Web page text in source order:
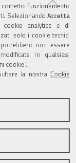
funzionamento
Selezionando Accetta
analytics e di
solo i cookie tecnici
non essere
in qualsiasi
cookie".
la nostra Cookie
sito